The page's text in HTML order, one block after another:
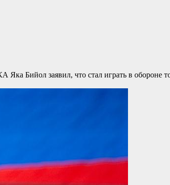
Бийол заявил, что стал играть в обороне